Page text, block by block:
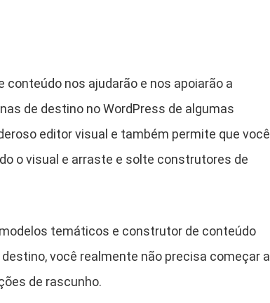
nos ajudarão e nos apoiarão a
de destino no WordPress de algumas
editor visual e também permite que você
o visual e arraste e solte construtores de
temáticos e construtor de conteúdo
você realmente não precisa começar a
de rascunho.